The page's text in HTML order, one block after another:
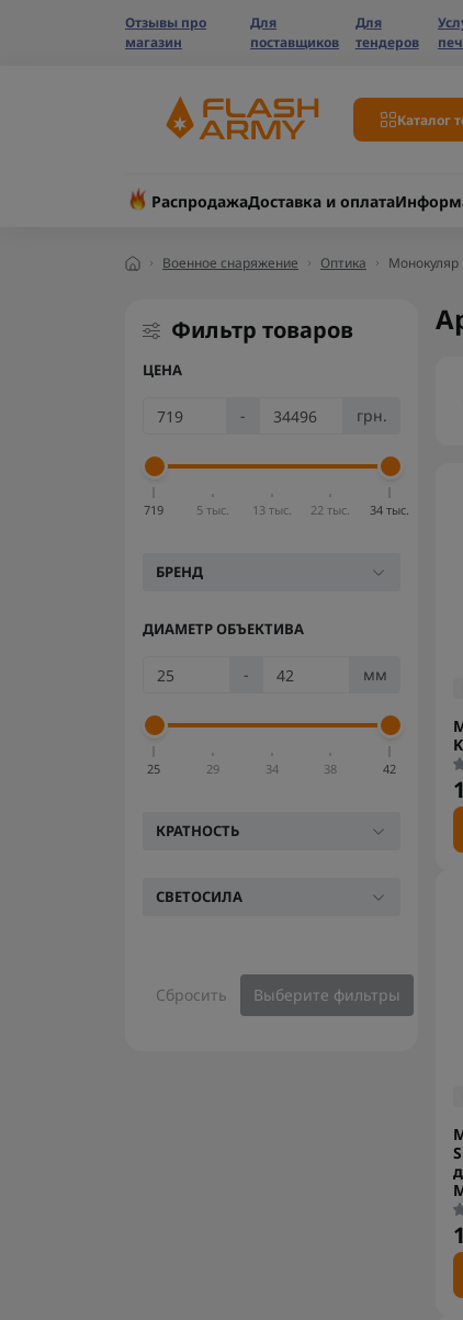
Отзывы про
магазин
Для
поставщиков
Для
тендеров
Каталог
РаспродажаДоставка и оплата
Военное снаряжение Оптика Монокуляр
Фильтр товаров
ЦЕНА
- грн.
719 5 тыс. 13 тыс. 22 тыс. 34 тыс.
БРЕНД
ДИАМЕТР ОБЪЕКТИВА
- мм
25 29 34 38 42
КРАТНОСТЬ
СВЕТОСИЛА
Сбросить Выберите фильтры